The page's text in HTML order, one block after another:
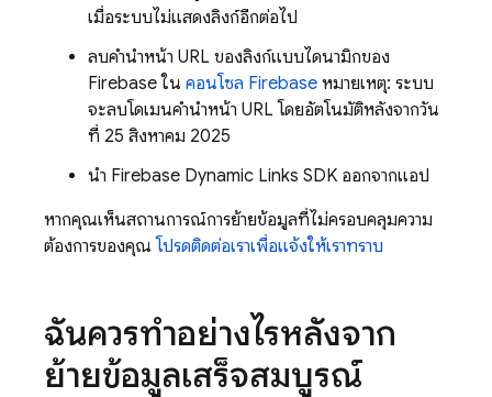
เมื่อระบบไม่แสดงลิงก์อีกต่อไป
ลบคำนำหน้า URL ของลิงก์แบบไดนามิกของ
Firebase ใน คอนโซล Firebase หมายเหตุ: ระบบ
จะลบโดเมนคำนำหน้า URL โดยอัตโนมัติหลังจากวัน
ที่ 25 สิงหาคม 2025
นำ Firebase Dynamic Links SDK ออกจากแอป
หากคุณเห็นสถานการณ์การย้ายข้อมูลที่ไม่ครอบคลุมความ
ต้องการของคุณ โปรดติดต่อเราเพื่อแจ้งให้เราทราบ
ฉันควรทำอย่างไรหลังจาก
ย้ายข้อมูลเสร็จสมบูรณ์